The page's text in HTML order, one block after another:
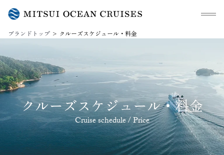
メニュ
ブランドトップ クルーズスケジュール・料金
クルーズスケジュール・料金
Cruise schedule / Price